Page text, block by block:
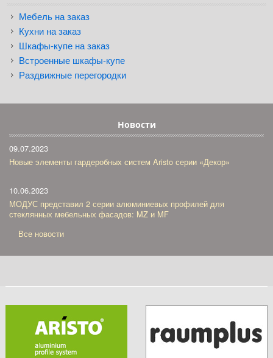
Мебель на заказ
Кухни на заказ
Шкафы-купе на заказ
Встроенные шкафы-купе
Раздвижные перегородки
Новости
09.07.2023
Новые элементы гардеробных систем Aristo серии «Декор»
10.06.2023
МОДУС представил 2 серии алюминиевых профилей для
стеклянных мебельных фасадов: MZ и MF
Все новости